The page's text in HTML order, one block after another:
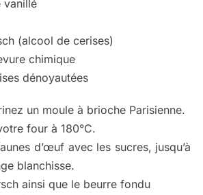
vanillé
(alcool de cerises)
chimique
dénoyautées
un moule à brioche Parisienne.
four à 180°C.
d’œuf avec les sucres, jusqu’à
blanchisse.
ainsi que le beurre fondu